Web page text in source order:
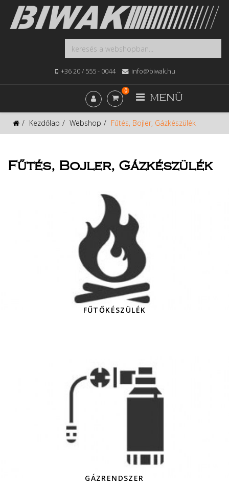
+36 20 / 555 - 0044 info@biwak.hu
MENÜ
0
Kezdőlap Webshop Fűtés, Bojler, Gázkészülék
Fűtés, Bojler, Gázkészülék
FŰTŐKÉSZÜLÉK
GÁZRENDSZER